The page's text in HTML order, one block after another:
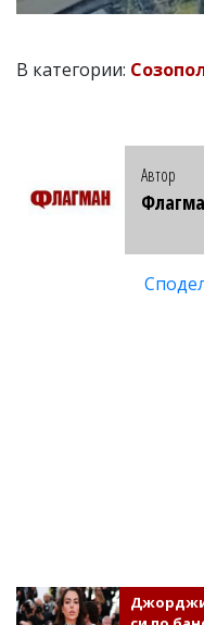
В категории:
Автор